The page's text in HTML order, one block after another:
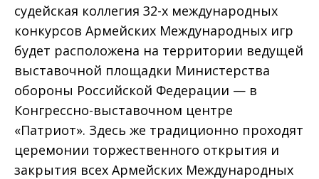
судейская коллегия 32-х международных
конкурсов Армейских Международных игр
будет расположена на территории ведущей
выставочной площадки Министерства
обороны Российской Федерации — в
Конгрессно-выставочном центре
«Патриот». Здесь же традиционно проходят
церемонии торжественного открытия и
закрытия всех Армейских Международных